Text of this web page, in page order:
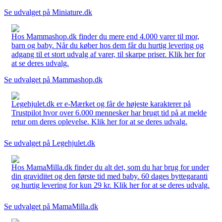
Se udvalget på Miniature.dk
Hos Mammashop.dk finder du mere end 4.000 varer til mor,
barn og baby. Når du køber hos dem får du hurtig levering og
adgang til et stort udvalg af varer, til skarpe priser. Klik her for
at se deres udvalg.
Se udvalget på Mammashop.dk
Legehjulet.dk er e-Mærket og får de højeste karakterer på
Trustpilot hvor over 6.000 mennesker har brugt tid på at melde
retur om deres oplevelse. Klik her for at se deres udvalg.
Se udvalget på Legehjulet.dk
Hos MamaMilla.dk finder du alt det, som du har brug for under
din graviditet og den første tid med baby. 60 dages byttegaranti
og hurtig levering for kun 29 kr. Klik her for at se deres udvalg.
Se udvalget på MamaMilla.dk